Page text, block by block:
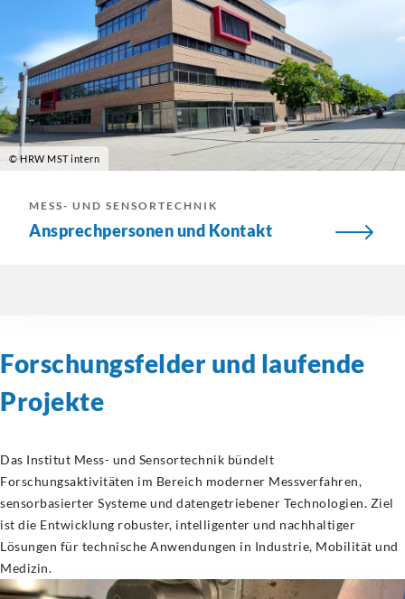
© HRW MST intern
MESS- UND SENSORTECHNIK
Ansprechpersonen und Kontakt
Forschungsfelder und laufende
Projekte
Das Institut Mess- und Sensortechnik bündelt
Forschungsaktivitäten im Bereich moderner Messverfahren,
sensorbasierter Systeme und datengetriebener Technologien. Ziel
ist die Entwicklung robuster, intelligenter und nachhaltiger
Lösungen für technische Anwendungen in Industrie, Mobilität und
Medizin.